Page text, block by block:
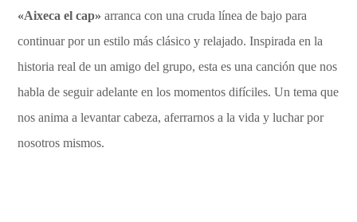
«Aixeca el cap» arranca con una cruda línea de bajo para
continuar por un estilo más clásico y relajado. Inspirada en la
historia real de un amigo del grupo, esta es una canción que nos
habla de seguir adelante en los momentos difíciles. Un tema que
nos anima a levantar cabeza, aferrarnos a la vida y luchar por
nosotros mismos.